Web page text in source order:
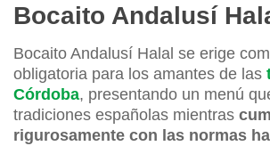
Bocaito Andalusí
Bocaito Andalusí Halal se erige
obligatoria para los amantes de las
Córdoba, presentando un menú
tradiciones españolas mientras
rigurosamente con las normas